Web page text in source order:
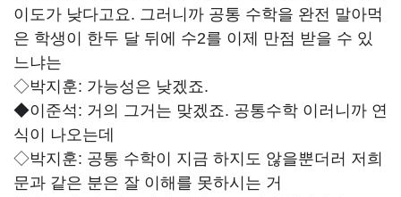
이도가 낮다고요. 그러니까 공통 수학을 완전 말아먹
은 학생이 한두 달 뒤에 수2를 이제 만점 받을 수 있
느냐는
◇박지훈: 가능성은 낮겠죠.
◆이준석: 거의 그거는 맞겠죠. 공통수학 이러니까 연
식이 나오는데
◇박지훈: 공통 수학이 지금 하지도 않을뿐더러 저희
문과 같은 분은 잘 이해를 못하시는 거